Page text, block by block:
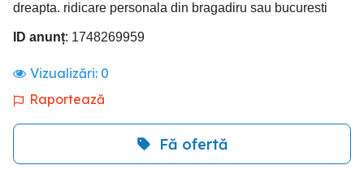
dreapta. ridicare personala din bragadiru sau bucuresti
ID anunț: 1748269959
Vizualizări: 0
Raportează
Fă ofertă